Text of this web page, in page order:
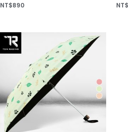
NT$890 NT$